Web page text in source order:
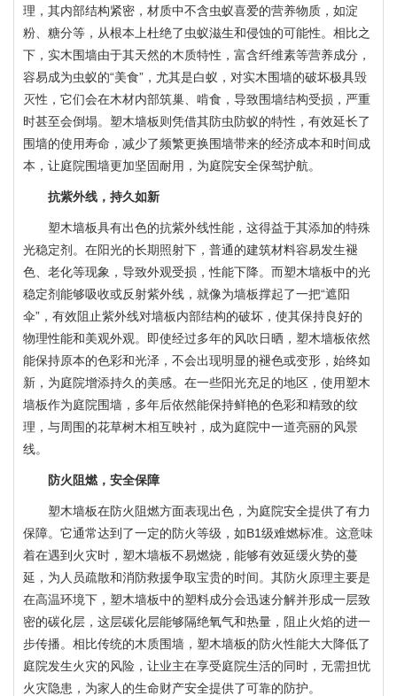
理，其内部结构紧密，材质中不含虫蚁喜爱的营养物质，如淀
粉、糖分等，从根本上杜绝了虫蚁滋生和侵蚀的可能性。相比之
下，实木围墙由于其天然的木质特性，富含纤维素等营养成分，
容易成为虫蚁的“美食”，尤其是白蚁，对实木围墙的破坏极具毁
灭性，它们会在木材内部筑巢、啃食，导致围墙结构受损，严重
时甚至会倒塌。塑木墙板则凭借其防虫防蚁的特性，有效延长了
围墙的使用寿命，减少了频繁更换围墙带来的经济成本和时间成
本，让庭院围墙更加坚固耐用，为庭院安全保驾护航。
抗紫外线，持久如新
塑木墙板具有出色的抗紫外线性能，这得益于其添加的特殊
光稳定剂。在阳光的长期照射下，普通的建筑材料容易发生褪
色、老化等现象，导致外观受损，性能下降。而塑木墙板中的光
稳定剂能够吸收或反射紫外线，就像为墙板撑起了一把“遮阳
伞”，有效阻止紫外线对墙板内部结构的破坏，使其保持良好的
物理性能和美观外观。即使经过多年的风吹日晒，塑木墙板依然
能保持原本的色彩和光泽，不会出现明显的褪色或变形，始终如
新，为庭院增添持久的美感。在一些阳光充足的地区，使用塑木
墙板作为庭院围墙，多年后依然能保持鲜艳的色彩和精致的纹
理，与周围的花草树木相互映衬，成为庭院中一道亮丽的风景
线。
防火阻燃，安全保障
塑木墙板在防火阻燃方面表现出色，为庭院安全提供了有力
保障。它通常达到了一定的防火等级，如B1级难燃标准。这意味
着在遇到火灾时，塑木墙板不易燃烧，能够有效延缓火势的蔓
延，为人员疏散和消防救援争取宝贵的时间。其防火原理主要是
在高温环境下，塑木墙板中的塑料成分会迅速分解并形成一层致
密的碳化层，这层碳化层能够隔绝氧气和热量，阻止火焰的进一
步传播。相比传统的木质围墙，塑木墙板的防火性能大大降低了
庭院发生火灾的风险，让业主在享受庭院生活的同时，无需担忧
火灾隐患，为家人的生命财产安全提供了可靠的防护。